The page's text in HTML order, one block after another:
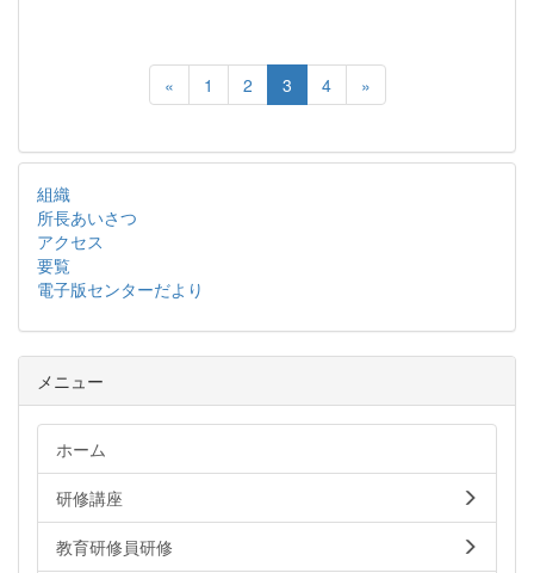
« 1 2 3 4 »
組織
所長あいさつ
アクセス
要覧
電子版センターだより
メニュー
ホーム
研修講座
教育研修員研修